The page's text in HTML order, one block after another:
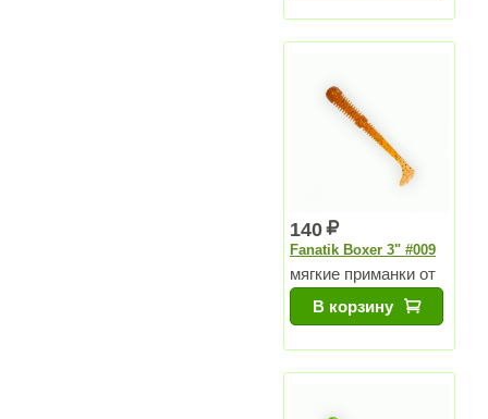
140
Fanatik Boxer 3" #009
мягкие приманки от
Чемпиона Мира
В корзину